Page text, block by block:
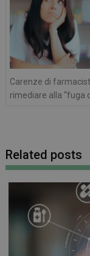
Carenze di
rimediare alla “fuga
Related posts